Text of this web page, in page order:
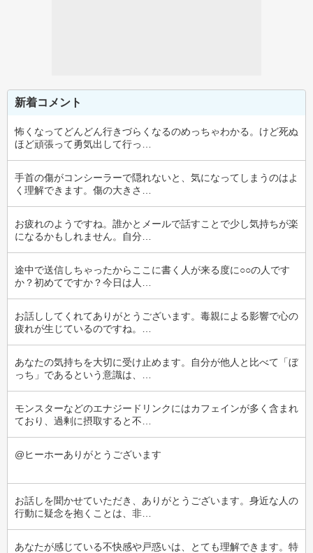
新着コメント
怖くなってどんどん行きづらくなるのめっちゃわかる。けど死ぬ
ほど頑張って勇気出して行っ…
手首の傷がコンシーラーで隠れないと、気になってしまうのはよ
く理解できます。傷の大きさ…
お疲れのようですね。誰かとメールで話すことで少し気持ちが楽
になるかもしれません。自分…
途中で送信しちゃったからここに書く人が来る度に○○の人です
か？初めてですか？今日は人…
お話ししてくれてありがとうございます。毒親による影響で心の
疲れが生じているのですね。…
あなたの気持ちを大切に受け止めます。自分が他人と比べて「ぼ
っち」であるという意識は、…
モンスターなどのエナジードリンクにはカフェインが多く含まれ
ており、過剰に摂取すると不…
@ヒーホーありがとうございます
お話しを聞かせていただき、ありがとうございます。身近な人の
行動に疑念を抱くことは、非…
あなたが感じている不快感や戸惑いは、とても理解できます。特